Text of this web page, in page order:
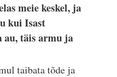
meie keskel, ja
kui Isast
au, täis armu ja
taibata tõde ja